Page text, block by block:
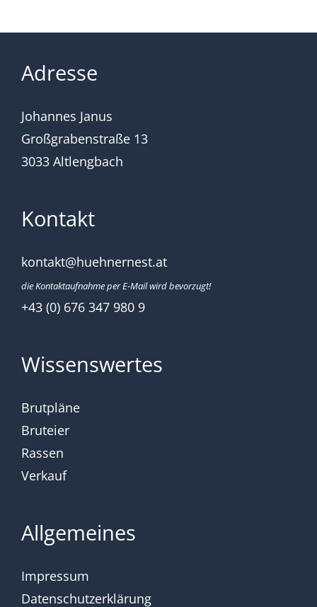
Adresse
Johannes Janus
Großgrabenstraße 13
3033 Altlengbach
Kontakt
kontakt@huehnernest.at
die Kontaktaufnahme per E-Mail wird bevorzugt!
+43 (0) 676 347 980 9
Wissenswertes
Brutpläne
Bruteier
Rassen
Verkauf
Allgemeines
Impressum
Datenschutzerklärung